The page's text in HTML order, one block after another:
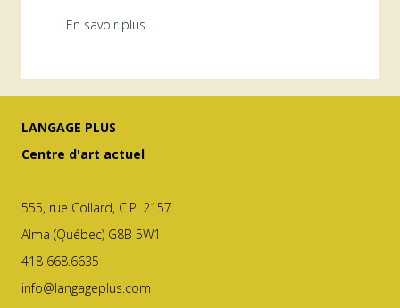
ArAMiS
En savoir plus...
LANGAGE PLUS
Centre d'art actuel
555, rue Collard, C.P. 2157
Alma (Québec) G8B 5W1
418 668.6635
info@langageplus.com